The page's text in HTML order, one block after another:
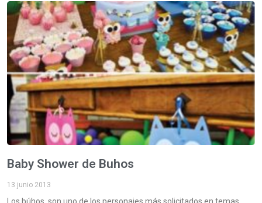
Baby Shower de Buhos
13 junio 2013
Los búhos, son uno de los personajes más solicitados en temas